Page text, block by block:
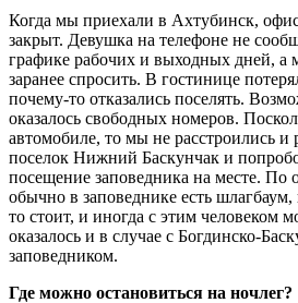
Когда мы приехали в Ахтубинск, офис
закрыт. Девушка на телефоне не
графике рабочих и выходных дней, а
заранее спросить. В гостинице
почему-то отказались поселять.
оказалось свободных номеров.
автомобиле, то мы не расстроились и
поселок Нижний Баскунчак и
посещение заповедника на месте. По
обычно в заповеднике есть
то стоит, и иногда с этим человеком
оказалось и в случае с Богдинско-
заповедником.
Где можно остановиться на ночлег?